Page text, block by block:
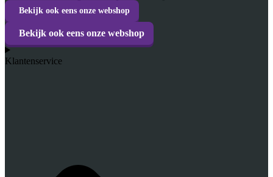
Bekijk ook eens onze webshop
Bekijk ook eens onze webshop
Klantenservice